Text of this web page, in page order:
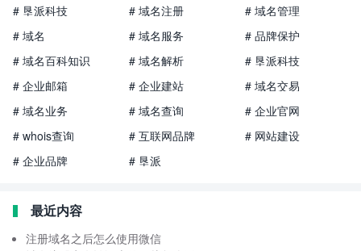
# 垦派科技 # 域名注册
# 域名管理
# 域名
# 域名服务
# 品牌保护
# 域名百科知识
# 域名解析
# 垦派科技
# 企业邮箱
# 企业建站
# 域名交易
# 域名业务
# 域名查询
# 企业官网
# whois查询
# 互联网品牌
# 网站建设
# 企业品牌
# 垦派
最近内容
注册域名之后怎么使用微信